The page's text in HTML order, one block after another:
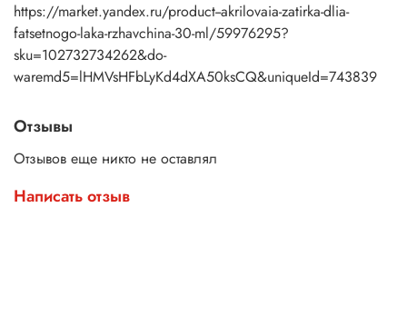
https://market.yandex.ru/product--akrilovaia-zatirka-dlia-
fatsetnogo-laka-rzhavchina-30-ml/59976295?
sku=102732734262&do-
waremd5=lHMVsHFbLyKd4dXA50ksCQ&uniqueId=743839
Отзывы
Отзывов еще никто не оставлял
Написать отзыв